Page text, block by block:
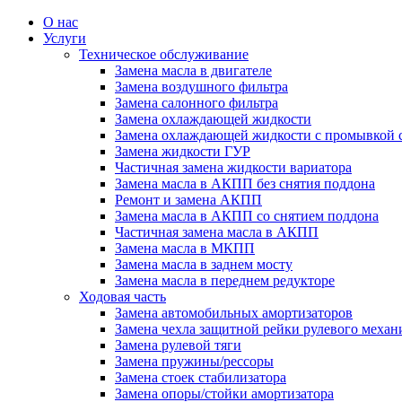
О нас
Услуги
Техническое обслуживание
Замена масла в двигателе
Замена воздушного фильтра
Замена салонного фильтра
Замена охлаждающей жидкости
Замена охлаждающей жидкости с промывкой
Замена жидкости ГУР
Частичная замена жидкости вариатора
Замена масла в АКПП без снятия поддона
Ремонт и замена АКПП
Замена масла в АКПП со снятием поддона
Частичная замена масла в АКПП
Замена масла в МКПП
Замена масла в заднем мосту
Замена масла в переднем редукторе
Ходовая часть
Замена автомобильных амортизаторов
Замена чехла защитной рейки рулевого
Замена рулевой тяги
Замена пружины/рессоры
Замена стоек стабилизатора
Замена опоры/стойки амортизатора